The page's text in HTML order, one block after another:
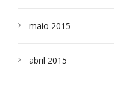
maio 2015
abril 2015